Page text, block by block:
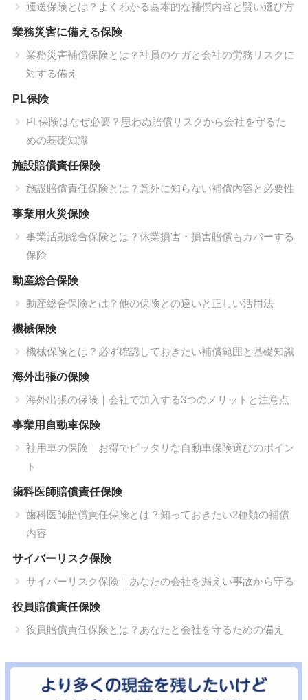
運送保険とは？よくわかる基本的な補償内容と賢い選び方
業務災害に備える保険
業務災害補償保険とは？社員のケガと会社の労務リスクに
対する備え
PL保険
PL保険はなぜ必要？思わぬ賠償リスクから会社を守るた
めの基礎知識
施設賠償責任保険
施設賠償責任保険とは？意外に知らない補償内容と必要性
事業用火災保険
事業活動総合保険とは？休業損害・損害賠償もカバーする
保険
動産総合保険
動産総合保険とは？他の保険との違いと正しい活用法
機械保険
機械保険とは？必ず確認しておきたい補償範囲と基礎知識
海外出張の保険
海外出張の保険｜会社で加入する3つのメリットと注意点
事業用自動車保険
社用車の保険｜お得でピッタリな自動車保険選びのポイン
ト
歯科医師賠償責任保険
歯科医師賠償責任保険とは？知っておきたい2種類の補償
内容
サイバーリスク保険
サイバーリスク保険｜あなたの会社を漏えい事故から守る
役員賠償責任保険
役員賠償責任保険とは？あなたと会社を守るための備え